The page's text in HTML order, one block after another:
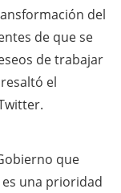
del
de que se
de trabajar
el
que
una prioridad